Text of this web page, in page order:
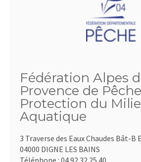
Fédération Alpes
Provence de
Protection du
Aquatique
3 Traverse des Eaux Chaudes Bât-B
04000 DIGNE LES BAINS
Téléphone : 04.92.32.25.40